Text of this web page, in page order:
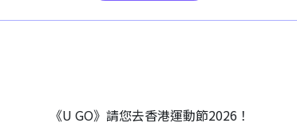
《U GO》請您去香港運動節2026！